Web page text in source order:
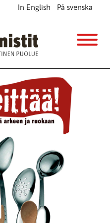
In English På svenska